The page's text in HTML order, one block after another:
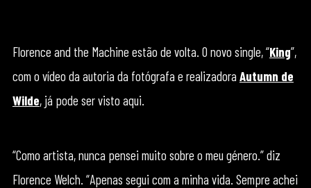
Florence and the Machine estão de volta. O novo single, “King”,
com o vídeo da autoria da fotógrafa e realizadora Autumn de
Wilde, já pode ser visto aqui.
“Como artista, nunca pensei muito sobre o meu género.” diz
Florence Welch. “Apenas segui com a minha vida. Sempre achei